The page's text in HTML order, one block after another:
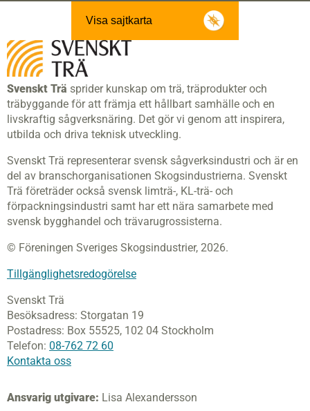
Visa sajtkarta
Svenskt Trä sprider kunskap om trä, träprodukter och
träbyggande för att främja ett hållbart samhälle och en
livskraftig sågverksnäring. Det gör vi genom att inspirera,
utbilda och driva teknisk utveckling.
Svenskt Trä representerar svensk sågverksindustri och är en
del av branschorganisationen Skogsindustrierna. Svenskt
Trä företräder också svensk limträ-, KL-trä- och
förpackningsindustri samt har ett nära samarbete med
svensk bygghandel och trävarugrossisterna.
© Föreningen Sveriges Skogsindustrier, 2026.
Tillgänglighetsredogörelse
Svenskt Trä
Besöksadress: Storgatan 19
Postadress: Box 55525, 102 04 Stockholm
Telefon: 08-762 72 60
Kontakta oss
Ansvarig utgivare: Lisa Alexandersson